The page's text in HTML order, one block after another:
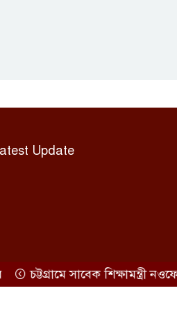
Update
চট্টগ্রামে সাবেক শিক্ষামন্ত্রী